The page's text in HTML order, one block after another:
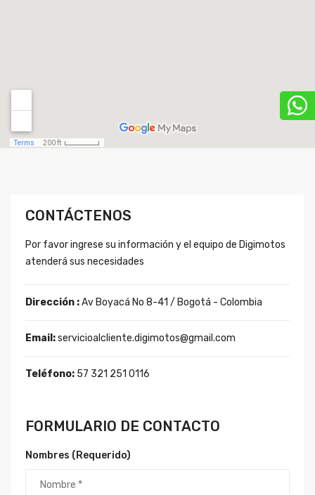
CONTÁCTENOS
Por favor ingrese su información y el equipo de Digimotos
atenderá sus necesidades
Dirección :Av Boyacá No 8-41 / Bogotá - Colombia
Email:servicioalcliente.digimotos@gmail.com
Teléfono: 57 321 251 0116
FORMULARIO DE CONTACTO
Nombres (Requerido)